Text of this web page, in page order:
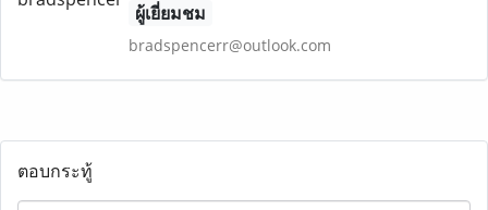
ผู้เยี่ยมชม
bradspencerr@outlook.com
ตอบกระทู้